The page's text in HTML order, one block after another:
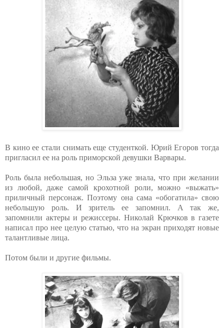
В кино ее стали снимать еще студенткой. Юрий Егоров тогда
пригласил ее на роль приморской девушки Варвары.
Роль была небольшая, но Эльза уже знала, что при желании
из любой, даже самой крохотной роли, можно «выжать»
приличный персонаж. Поэтому она сама «обогатила» свою
небольшую роль. И зритель ее запомнил. А так же,
запомнили актеры и режиссеры. Николай Крючков в газете
написал про нее целую статью, что на экран приходят новые
талантливые лица.
Потом были и другие фильмы.